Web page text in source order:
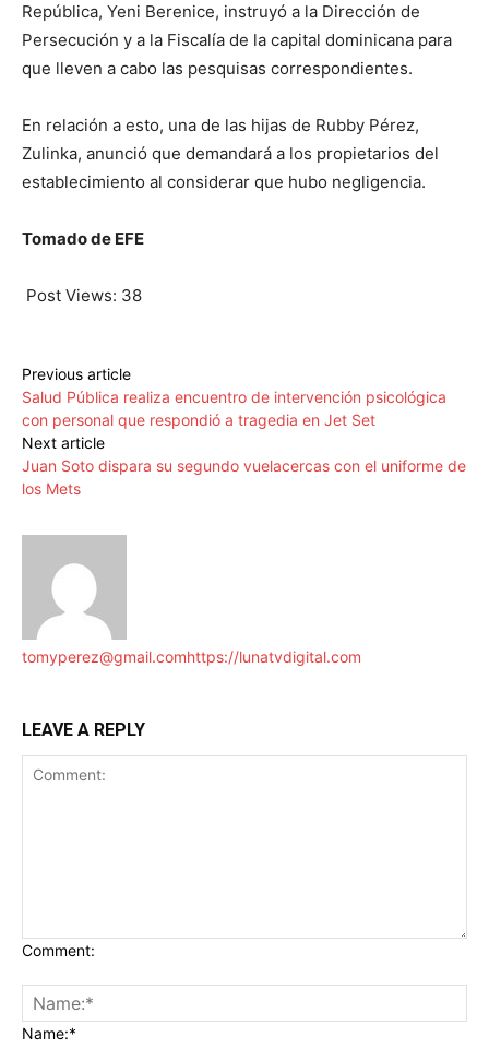
República, Yeni Berenice, instruyó a la Dirección de
Persecución y a la Fiscalía de la capital dominicana para
que lleven a cabo las pesquisas correspondientes.
En relación a esto, una de las hijas de Rubby Pérez,
Zulinka, anunció que demandará a los propietarios del
establecimiento al considerar que hubo negligencia.
Tomado de EFE
Post Views: 38
Previous article
Salud Pública realiza encuentro de intervención psicológica
con personal que respondió a tragedia en Jet Set
Next article
Juan Soto dispara su segundo vuelacercas con el uniforme de
los Mets
tomyperez@gmail.comhttps://lunatvdigital.com
LEAVE A REPLY
Comment:
Name:*